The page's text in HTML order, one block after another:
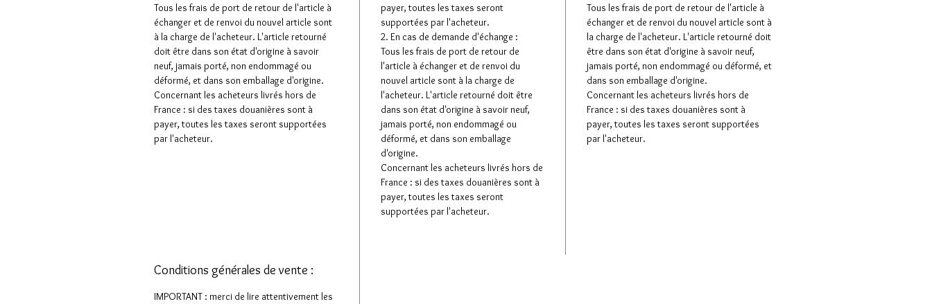
Tous les frais de port de retour de l'article à
échanger et de renvoi du nouvel article sont
à la charge de l'acheteur. L'article retourné
doit être dans son état d'origine à savoir
neuf, jamais porté, non endommagé ou
déformé, et dans son emballage d'origine.
Concernant les acheteurs livrés hors de
France : si des taxes douanières sont à
payer, toutes les taxes seront supportées
par l'acheteur.
payer, toutes les taxes seront
supportées par l'acheteur.
2. En cas de demande d'échange :
Tous les frais de port de retour de
l'article à échanger et de renvoi du
nouvel article sont à la charge de
l'acheteur. L'article retourné doit être
dans son état d'origine à savoir neuf,
jamais porté, non endommagé ou
déformé, et dans son emballage
d'origine.
Concernant les acheteurs livrés hors de
France : si des taxes douanières sont à
payer, toutes les taxes seront
supportées par l'acheteur.
Tous les frais de port de retour de l'article à
échanger et de renvoi du nouvel article sont à
la charge de l'acheteur. L'article retourné doit
être dans son état d'origine à savoir neuf,
jamais porté, non endommagé ou déformé, et
dans son emballage d'origine.
Concernant les acheteurs livrés hors de
France : si des taxes douanières sont à
payer, toutes les taxes seront supportées
par l'acheteur.
Conditions générales de vente :
IMPORTANT : merci de lire attentivement les